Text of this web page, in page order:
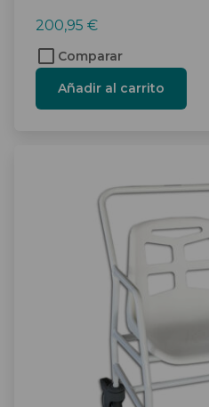
200,95 €
Comparar
Añadir al carrito